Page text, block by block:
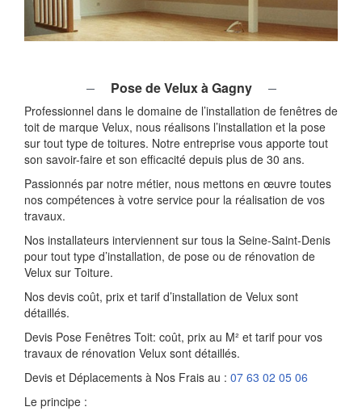
Pose de Velux à Gagny
Professionnel dans le domaine de l’installation de fenêtres de
toit de marque Velux, nous réalisons l’installation et la pose
sur tout type de toitures. Notre entreprise vous apporte tout
son savoir-faire et son efficacité depuis plus de 30 ans.
Passionnés par notre métier, nous mettons en œuvre toutes
nos compétences à votre service pour la réalisation de vos
travaux.
Nos installateurs interviennent sur tous la Seine-Saint-Denis
pour tout type d’installation, de pose ou de rénovation de
Velux sur Toiture.
Nos devis coût, prix et tarif d’installation de Velux sont
détaillés.
Devis Pose Fenêtres Toit: coût, prix au M² et tarif pour vos
travaux de rénovation Velux sont détaillés.
Devis et Déplacements à Nos Frais au : 07 63 02 05 06
Le principe :